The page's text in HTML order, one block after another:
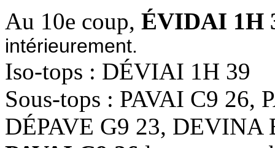
Au 10e coup, ÉVIDAI 1H
intérieurement.
Iso-tops : DÉVIAI 1H 39
Sous-tops : PAVAI C9 26,
DÉPAVE G9 23, DEVINA